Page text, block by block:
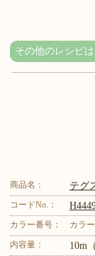
その他のレシピ
商品名： テグ
コードNo.：
カラー番号： カラー
内容量： 10m